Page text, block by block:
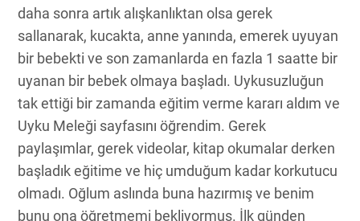
daha sonra artık alışkanlıktan olsa gerek
sallanarak, kucakta, anne yanında, emerek uyuyan
bir bebekti ve son zamanlarda en fazla 1 saatte bir
uyanan bir bebek olmaya başladı. Uykusuzluğun
tak ettiği bir zamanda eğitim verme kararı aldım ve
Uyku Meleği sayfasını öğrendim. Gerek
paylaşımlar, gerek videolar, kitap okumalar derken
başladık eğitime ve hiç umduğum kadar korkutucu
olmadı. Oğlum aslında buna hazırmış ve benim
bunu ona öğretmemi bekliyormuş. İlk günden